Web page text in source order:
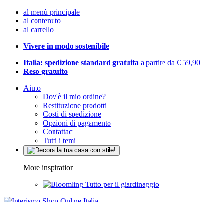
al menù principale
al contenuto
al carrello
Vivere in modo sostenibile
Italia: spedizione standard gratuita a partire da € 59,90
Reso gratuito
Aiuto
Dov'è il mio ordine?
Restituzione prodotti
Costi di spedizione
Opzioni di pagamento
Contattaci
Tutti i temi
More inspiration
Tutto per il giardinaggio